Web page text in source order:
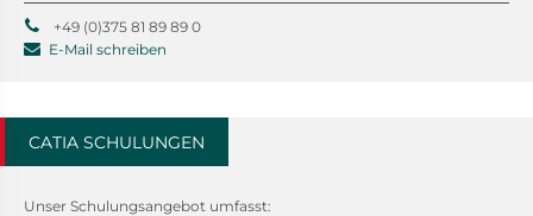
+49 (0)375 81 89 89 0
E-Mail schreiben
CATIA SCHULUNGEN
Unser Schulungsangebot umfasst: